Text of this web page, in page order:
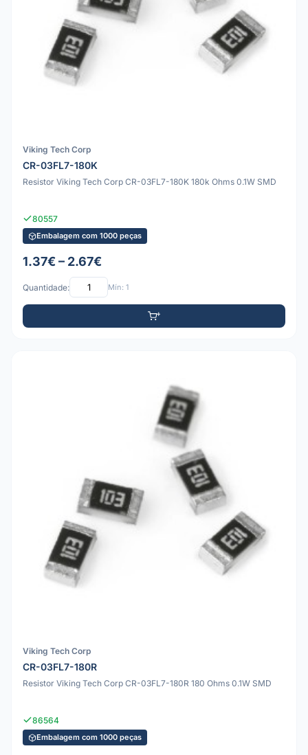
Viking Tech Corp
CR-03FL7-180K
Resistor Viking Tech Corp CR-03FL7-180K 180k Ohms 0.1W SMD
80557
Embalagem com 1000 peças
1.37€ – 2.67€
Quantidade: Mín: 1
Viking Tech Corp
CR-03FL7-180R
Resistor Viking Tech Corp CR-03FL7-180R 180 Ohms 0.1W SMD
86564
Embalagem com 1000 peças